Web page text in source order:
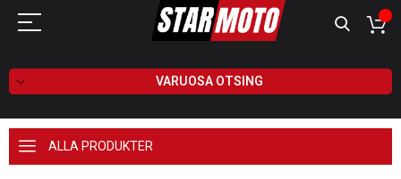
VARUOSA OTSING
ALLA PRODUKTER